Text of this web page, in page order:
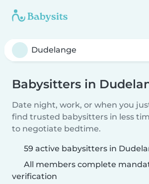
Babysitters in
Date night, work, or when you
find trusted babysitters in less
to negotiate bedtime.
59 active babysitters in
All members complete
verification